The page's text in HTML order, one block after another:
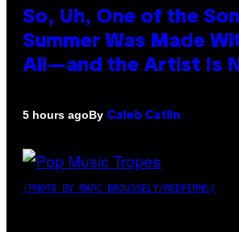
So, Uh, One of the
Summer Was Made
All—and the Artist Is
5 hours agoBy Caleb Catlin
(PHOTO BY MARC BROUSSELY/REDFERNS)